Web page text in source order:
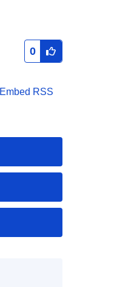
0
Embed RSS